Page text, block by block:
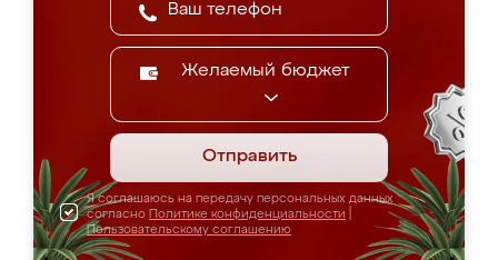
Желаемый бюджет
Отправить
Я соглашаюсь на передачу персональных данных
согласно Политике конфиденциальности
Пользовательскому соглашению